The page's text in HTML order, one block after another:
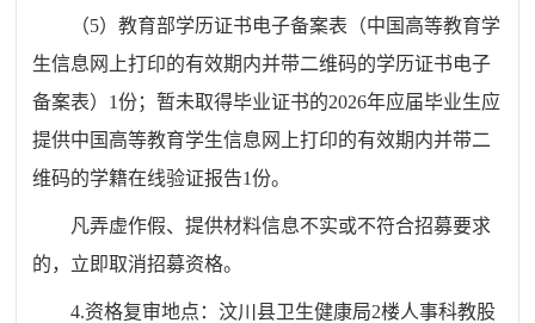
（5）教育部学历证书电子备案表 （中国高等教育学
生信息网上打印的有效期内并带二维码的学历证书电子
备案表） 1份； 暂未取得毕业证书的2026年应届毕业生应
提供中国高等教育学生信息网上打印的有效期内并带二
维码的学籍在线验证报告1份。
凡弄虚作假、提供材料信息不实或不符合招募要求
的，立即取消招募资格。
4.资格复审地点： 汶川县卫生健康局2楼人事科教股